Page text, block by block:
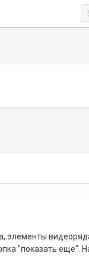
элементы
"показать еще".